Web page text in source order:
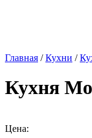
Главная /Кухни /
Кухня
Цена: